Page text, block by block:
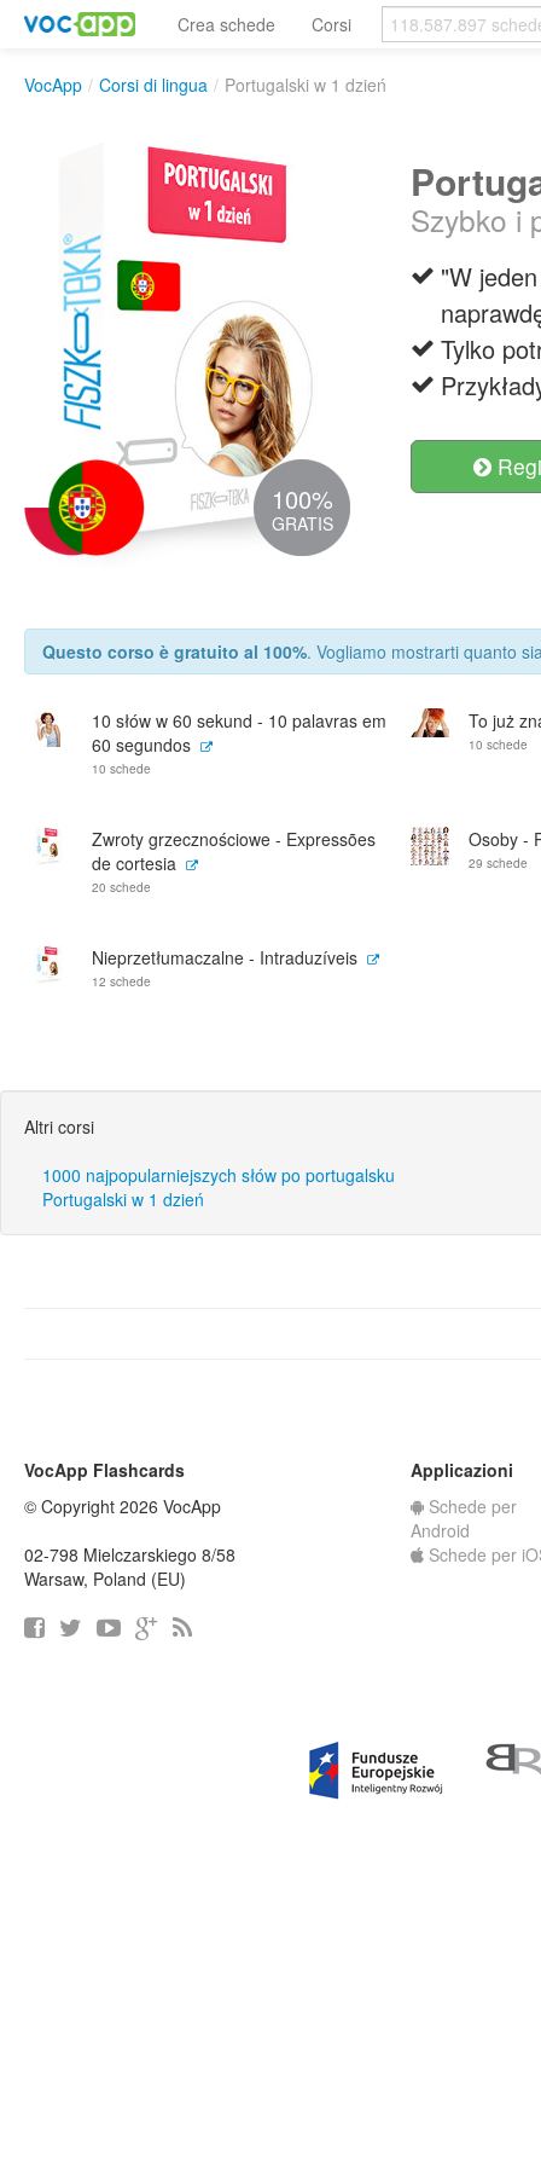
Crea schede Corsi
VocApp / Corsi di lingua / Portugalski w 1 dzień
100%
GRATIS
Szybko i
"W
Tylko
Questo corso è gratuito al 100%. Vogliamo mostrarti quanto
10 słów w 60 sekund - 10 palavras em
60 segundos
10 schede
To już
10 schede
Zwroty grzecznościowe - Expressões
de cortesia
20 schede
Osoby -
29 schede
Nieprzetłumaczalne - Intraduzíveis
12 schede
Altri corsi
1000 najpopularniejszych słów po portugalsku
Portugalski w 1 dzień
VocApp Flashcards
© Copyright 2026 VocApp
02-798 Mielczarskiego 8/58
Warsaw, Poland (EU)
Applicazioni
Schede per
Android
Schede per